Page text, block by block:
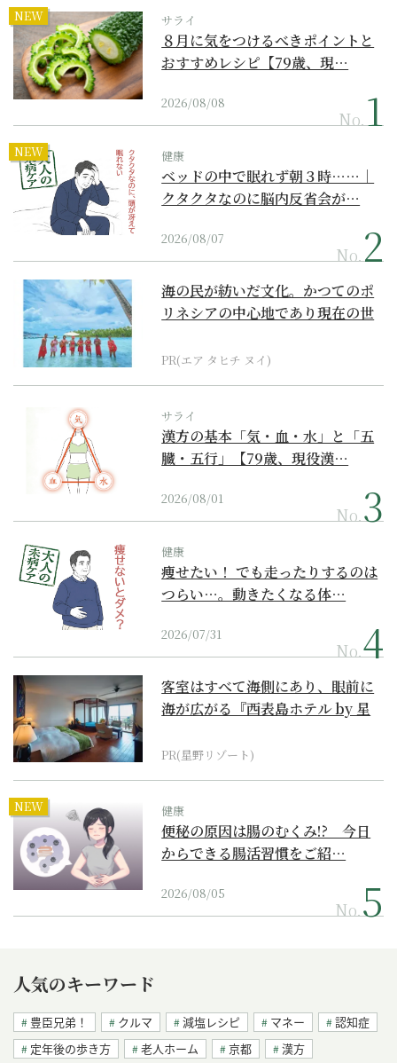
NEW サライ
８月に気をつけるべきポイントと
おすすめレシピ【79歳、現…
2026/08/08
No.
NEW 健康
ベッドの中で眠れず朝３時……｜
クタクタなのに脳内反省会が…
2026/08/07
No.
海の民が紡いだ文化。かつてのポ
リネシアの中心地であり現在の世
PR(エア タヒチ ヌイ)
サライ
漢方の基本「気・血・水」と「五
臓・五行」【79歳、現役漢…
2026/08/01
No.
健康
痩せたい！ でも走ったりするのは
つらい…。動きたくなる体…
2026/07/31
No.
客室はすべて海側にあり、眼前に
海が広がる『西表島ホテル by 星
PR(星野リゾート)
NEW 健康
便秘の原因は腸のむくみ!? 今日
からできる腸活習慣をご紹…
2026/08/05
No.
人気のキーワード
豊臣兄弟！ クルマ 減塩レシピ マネー
認知症
定年後の歩き方
老人ホーム 京都 漢方